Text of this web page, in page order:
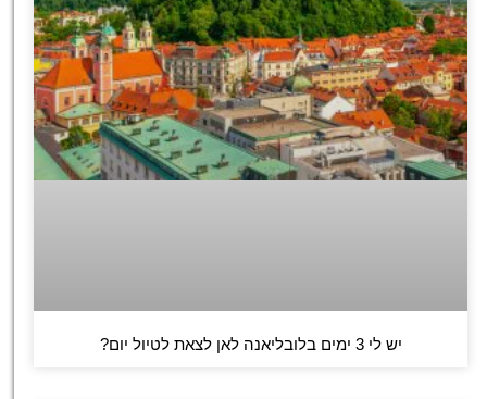
יש לי 3 ימים בלובליאנה לאן לצאת לטיול יום?